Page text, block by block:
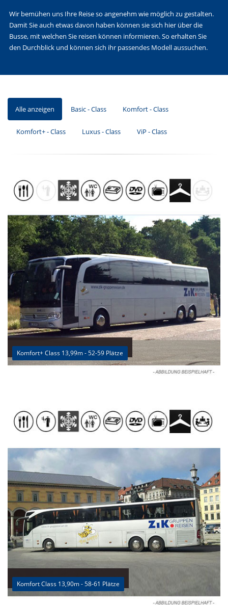
Wir bemühen uns Ihre Reise so angenehm wie möglich zu gestalten.
Damit Sie auch etwas davon haben können sie sich hier über die
Busse, mit welchen Sie reisen können informieren. So erhalten Sie
den Durchblick und können sich ihr passendes Modell aussuchen.
Alle anzeigen Basic - Class Komfort - Class
Komfort+ - Class Luxus - Class ViP - Class
Komfort+ Class 13,99m - 52-59 Plätze
Komfort Class 13,90m - 58-61 Plätze